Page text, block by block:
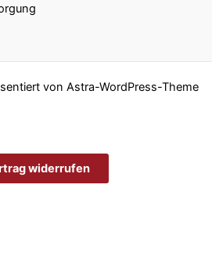
von Astra-WordPress-Theme
widerrufen